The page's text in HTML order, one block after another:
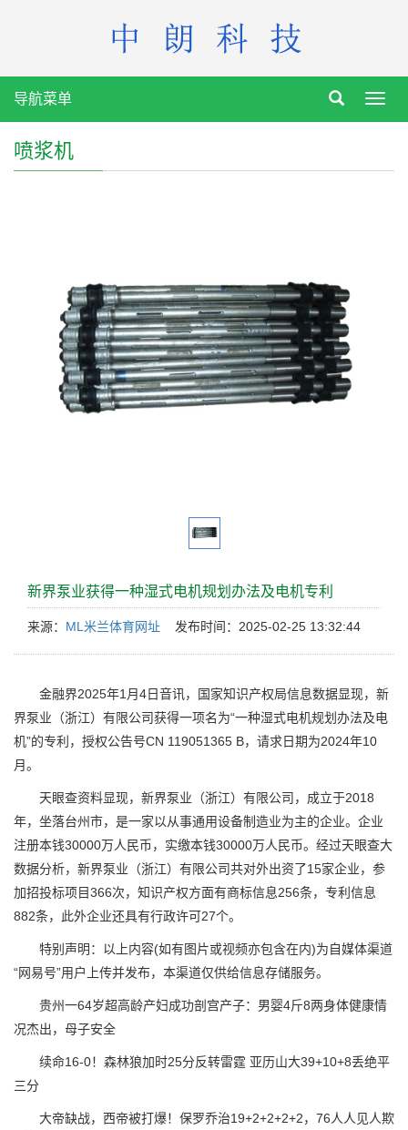
导航菜单
喷浆机
新界泵业获得一种湿式电机规划办法及电机专利
来源： ML米兰体育网址 发布时间：2025-02-25 13:32:44
金融界2025年1月4日音讯，国家知识产权局信息数据显现，新
界泵业（浙江）有限公司获得一项名为“一种湿式电机规划办法及电
机”的专利，授权公告号CN 119051365 B，请求日期为2024年10
月。
天眼查资料显现，新界泵业（浙江）有限公司，成立于2018
年，坐落台州市，是一家以从事通用设备制造业为主的企业。企业
注册本钱30000万人民币，实缴本钱30000万人民币。经过天眼查大
数据分析，新界泵业（浙江）有限公司共对外出资了15家企业，参
加招投标项目366次，知识产权方面有商标信息256条，专利信息
882条，此外企业还具有行政许可27个。
特别声明：以上内容(如有图片或视频亦包含在内)为自媒体渠道
“网易号”用户上传并发布，本渠道仅供给信息存储服务。
贵州一64岁超高龄产妇成功剖宫产子：男婴4斤8两身体健康情
况杰出，母子安全
续命16-0！森林狼加时25分反转雷霆 亚历山大39+10+8丢绝平
三分
大帝缺战，西帝被打爆！保罗乔治19+2+2+2+2，76人人见人欺